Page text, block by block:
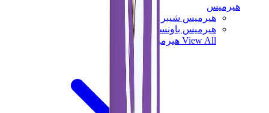
هيرميس
هيرميس شيبر
هيرميس باونسينج
View All هيرميس